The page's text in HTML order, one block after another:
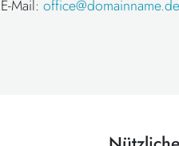
E-Mail:office@domainname.de